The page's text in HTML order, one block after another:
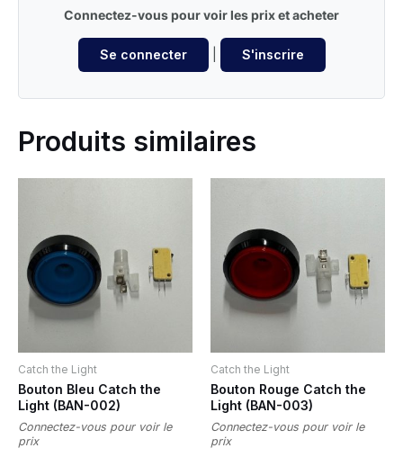
Connectez-vous pour voir les prix et acheter
Se connecter S'inscrire
Produits similaires
Catch the Light
Bouton Bleu Catch the
Light (BAN-002)
Connectez-vous pour voir le
prix
Catch the Light
Bouton Rouge Catch the
Light (BAN-003)
Connectez-vous pour voir le
prix